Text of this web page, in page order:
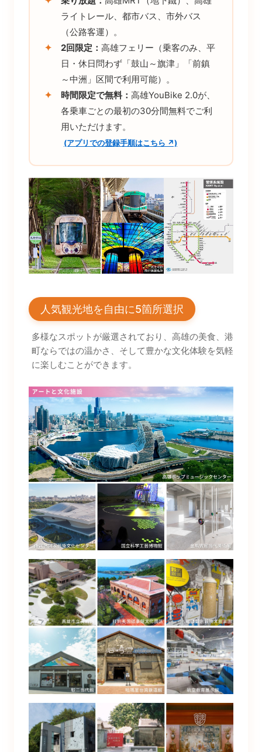
ライトレール、都市バス、市外バス
（公路客運）。
✦
2回限定： 高雄フェリー（乗客のみ、平
日・休日問わず「鼓山～旗津」「前鎮
～中洲」区間で利用可能）。
✦
時間限定で無料： 高雄YouBike 2.0が、
各乗車ごとの最初の30分間無料でご利
用いただけます。
(アプリでの登録手順はこちら ↗)
人気観光地を自由に5箇所選択
多様なスポットが厳選されており、高雄の美食、港
町ならではの温かさ、そして豊かな文化体験を気軽
に楽しむことができます。